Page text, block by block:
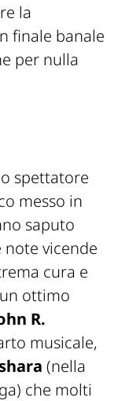
la
finale banale
per nulla
spettatore
messo in
saputo
vicende
cura e
ottimo
R.
musicale,
(nella
) che molti